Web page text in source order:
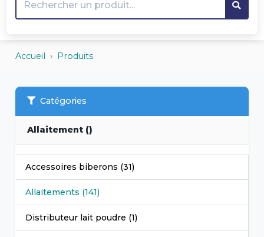
Accueil Produits
Catégories
Allaitement ()
Accessoires biberons (31)
Allaitements (141)
Distributeur lait poudre (1)